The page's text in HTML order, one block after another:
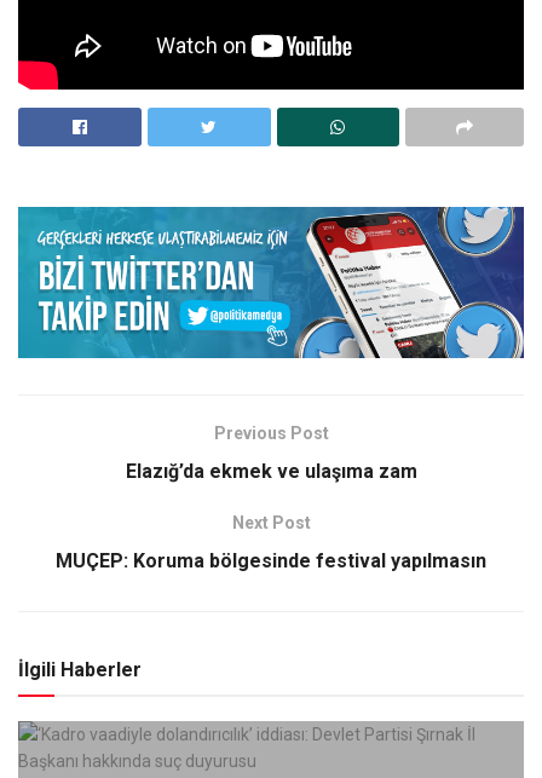
Previous Post
Elazığ’da ekmek ve ulaşıma zam
Next Post
MUÇEP: Koruma bölgesinde festival yapılmasın
İlgili Haberler